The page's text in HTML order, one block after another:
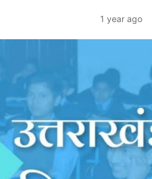
1 year ago